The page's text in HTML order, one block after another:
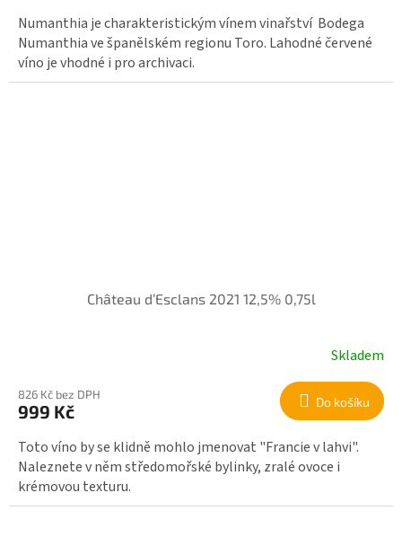
Numanthia je charakteristickým vínem vinařství Bodega
Numanthia ve španělském regionu Toro. Lahodné červené
víno je vhodné i pro archivaci.
Château d’Esclans 2021 12,5% 0,75l
Skladem
826 Kč bez DPH
999 Kč Do košíku
Toto víno by se klidně mohlo jmenovat "Francie v lahvi".
Naleznete v něm středomořské bylinky, zralé ovoce i
krémovou texturu.